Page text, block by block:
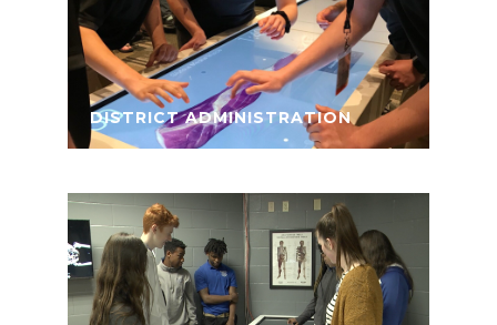
DISTRICT ADMINISTRATION